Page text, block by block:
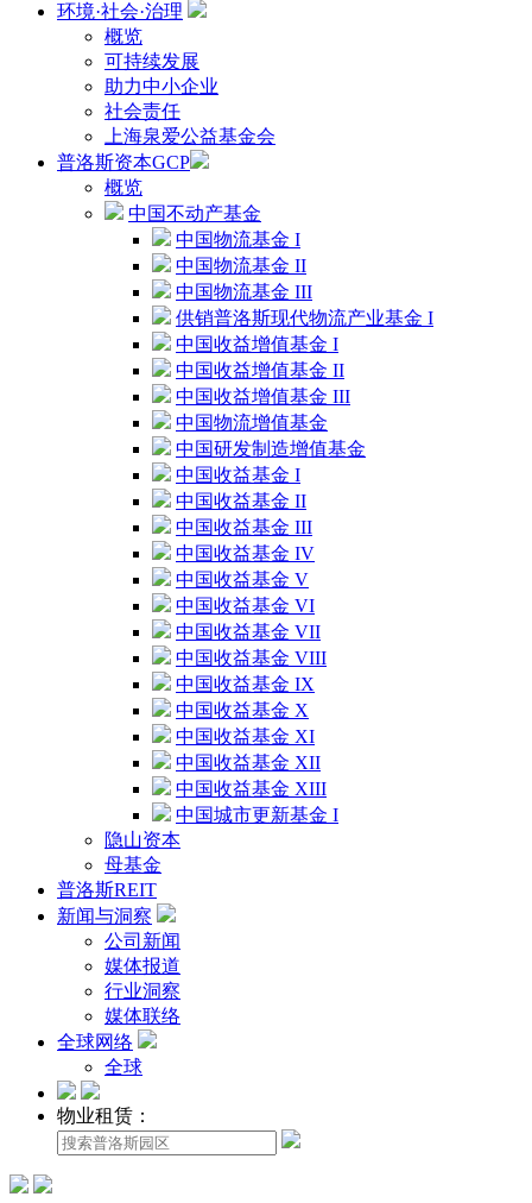
环境·社会·治理
概览
可持续发展
助力中小企业
社会责任
上海泉爱公益基金会
普洛斯资本GCP
概览
中国不动产基金
中国物流基金 I
中国物流基金 II
中国物流基金 III
供销普洛斯现代物流产业基金 I
中国收益增值基金 I
中国收益增值基金 II
中国收益增值基金 III
中国物流增值基金
中国研发制造增值基金
中国收益基金 I
中国收益基金 II
中国收益基金 III
中国收益基金 IV
中国收益基金 V
中国收益基金 VI
中国收益基金 VII
中国收益基金 VIII
中国收益基金 IX
中国收益基金 X
中国收益基金 XI
中国收益基金 XII
中国收益基金 XIII
中国城市更新基金 I
隐山资本
母基金
普洛斯REIT
新闻与洞察
公司新闻
媒体报道
行业洞察
媒体联络
全球网络
全球
物业租赁：